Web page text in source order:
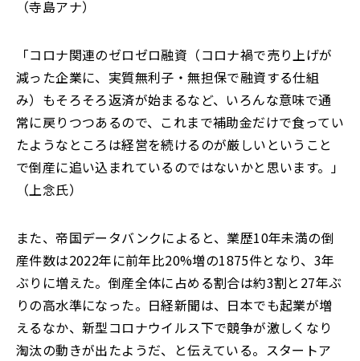
（寺島アナ）
「コロナ関連のゼロゼロ融資（コロナ禍で売り上げが
減った企業に、実質無利子・無担保で融資する仕組
み）もそろそろ返済が始まるなど、いろんな意味で通
常に戻りつつあるので、これまで補助金だけで食ってい
たようなところは経営を続けるのが厳しいということ
で倒産に追い込まれているのではないかと思います。」
（上念氏）
また、帝国データバンクによると、業歴10年未満の倒
産件数は2022年に前年比20%増の1875件となり、3年
ぶりに増えた。倒産全体に占める割合は約3割と27年ぶ
りの高水準になった。日経新聞は、日本でも起業が増
えるなか、新型コロナウイルス下で競争が激しくなり
淘汰の動きが出たようだ、と伝えている。スタートア